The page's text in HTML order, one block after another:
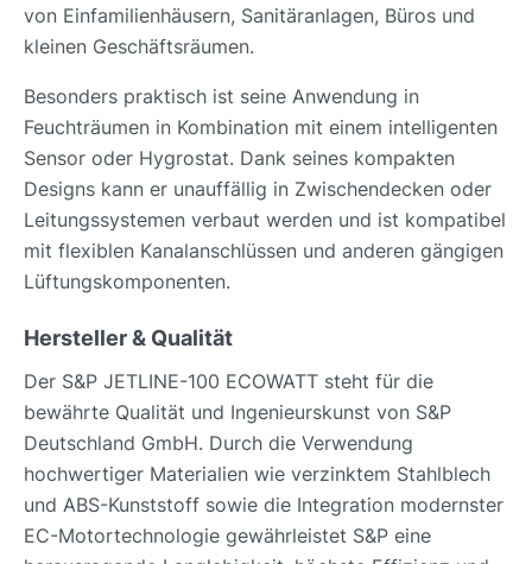
von Einfamilienhäusern, Sanitäranlagen, Büros und
kleinen Geschäftsräumen.
Besonders praktisch ist seine Anwendung in
Feuchträumen in Kombination mit einem intelligenten
Sensor oder Hygrostat. Dank seines kompakten
Designs kann er unauffällig in Zwischendecken oder
Leitungssystemen verbaut werden und ist kompatibel
mit flexiblen Kanalanschlüssen und anderen gängigen
Lüftungskomponenten.
Hersteller & Qualität
Der S&P JETLINE-100 ECOWATT steht für die
bewährte Qualität und Ingenieurskunst von S&P
Deutschland GmbH. Durch die Verwendung
hochwertiger Materialien wie verzinktem Stahlblech
und ABS-Kunststoff sowie die Integration modernster
EC-Motortechnologie gewährleistet S&P eine